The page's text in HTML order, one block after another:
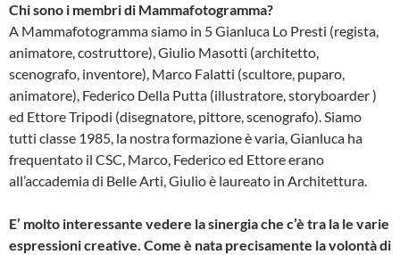
Chi sono i membri di Mammafotogramma?
A Mammafotogramma siamo in 5 Gianluca Lo Presti (regista,
animatore, costruttore), Giulio Masotti (architetto,
scenografo, inventore), Marco Falatti (scultore, puparo,
animatore), Federico Della Putta (illustratore, storyboarder )
ed Ettore Tripodi (disegnatore, pittore, scenografo). Siamo
tutti classe 1985, la nostra formazione è varia, Gianluca ha
frequentato il CSC, Marco, Federico ed Ettore erano
all’accademia di Belle Arti, Giulio è laureato in Architettura.
E’ molto interessante vedere la sinergia che c’è tra la le varie
espressioni creative. Come è nata precisamente la volontà di